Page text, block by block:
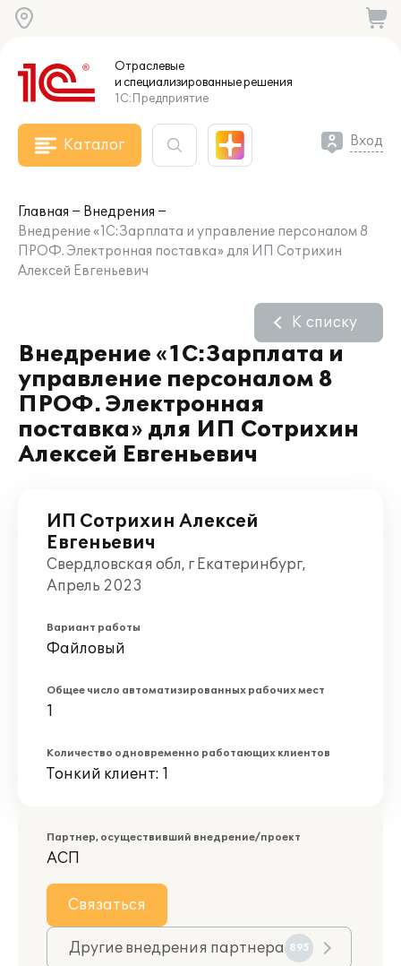
Отраслевые
и специализированныерешения
1С:Предприятие
Каталог Вход
Главная
Внедрения
Внедрение «1С:Зарплата и управление персоналом 8
ПРОФ. Электронная поставка» для ИП Сотрихин
Алексей Евгеньевич
Внедрение «1С:Зарплата и
управление персоналом 8
ПРОФ. Электронная
поставка» для ИП Сотрихин
Алексей Евгеньевич
К списку
ИП Сотрихин Алексей
Евгеньевич
Свердловская обл, г Екатеринбург,
Апрель 2023
Вариант работы
Файловый
Общее число автоматизированных рабочих мест
1
Количество одновременно работающих клиентов
Тонкий клиент: 1
Партнер, осуществивший внедрение/проект
АСП
Связаться
Другие внедрения партнера 895